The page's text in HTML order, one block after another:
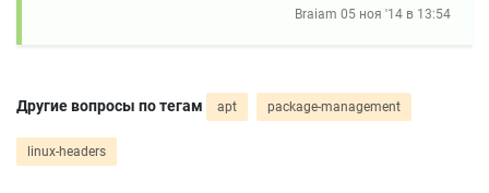
Braiam 05 ноя '14 в 13:54
Другие вопросы по тегам apt package-management
linux-headers